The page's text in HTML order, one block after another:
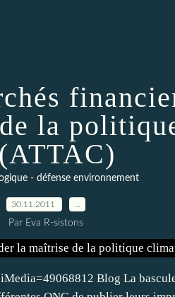
la
- défense environnement
30.11.2011
Par Eva R-sistons
Blog La